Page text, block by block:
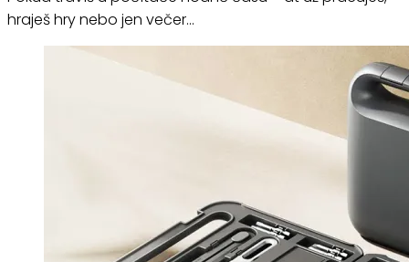
hraješ hry nebo jen večer…